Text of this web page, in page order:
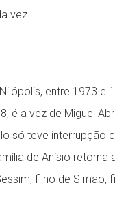
vez.
entre 1973 e
é a vez de Miguel
só teve interrupção
de Anísio
filho de Simão,